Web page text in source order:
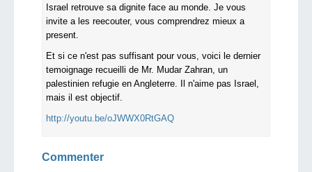
Israel retrouve sa dignite face au monde. Je vous
invite a les reecouter, vous comprendrez mieux a
present.
Et si ce n'est pas suffisant pour vous, voici le dernier
temoignage recueilli de Mr. Mudar Zahran, un
palestinien refugie en Angleterre. Il n'aime pas Israel,
mais il est objectif.
http://youtu.be/oJWWX0RtGAQ
Commenter